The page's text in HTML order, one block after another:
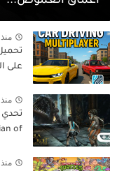
على
of...